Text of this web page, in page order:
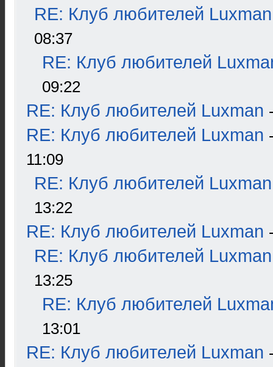
RE: Клуб любителей Luxman
08:37
RE: Клуб любителей
09:22
RE: Клуб любителей Luxman
RE: Клуб любителей Luxman
11:09
RE: Клуб любителей Luxman
13:22
RE: Клуб любителей Luxman
RE: Клуб любителей Luxman
13:25
RE: Клуб любителей
13:01
RE: Клуб любителей Luxman